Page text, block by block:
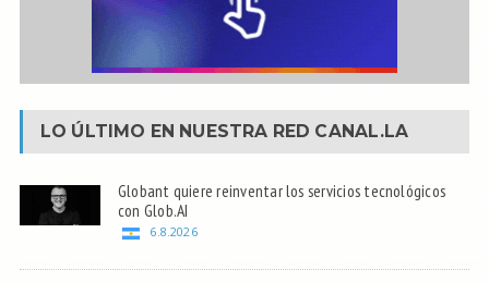
LO ÚLTIMO EN NUESTRA RED CANAL.LA
Globant quiere reinventar los servicios tecnológicos
con Glob.AI
6.8.2026